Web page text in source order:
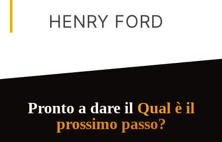
HENRY FORD
Pronto a dare il Qual è il
prossimo passo?